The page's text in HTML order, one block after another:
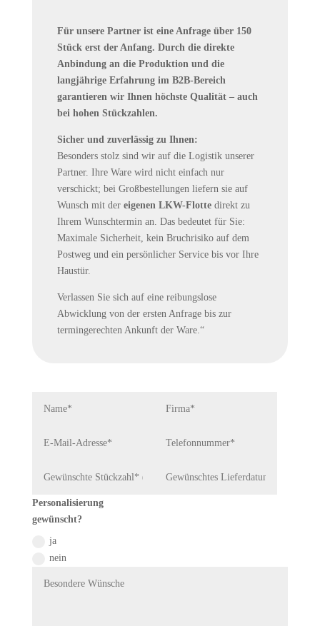
Für unsere Partner ist eine Anfrage über 150
Stück erst der Anfang. Durch die direkte
Anbindung an die Produktion und die
langjährige Erfahrung im B2B-Bereich
garantieren wir Ihnen höchste Qualität – auch
bei hohen Stückzahlen.
Sicher und zuverlässig zu Ihnen:
Besonders stolz sind wir auf die Logistik unserer
Partner. Ihre Ware wird nicht einfach nur
verschickt; bei Großbestellungen liefern sie auf
Wunsch mit der eigenen LKW-Flottedirekt zu
Ihrem Wunschtermin an. Das bedeutet für Sie:
Maximale Sicherheit, kein Bruchrisiko auf dem
Postweg und ein persönlicher Service bis vor Ihre
Haustür.
Verlassen Sie sich auf eine reibungslose
Abwicklung von der ersten Anfrage bis zur
termingerechten Ankunft der Ware.“
Personalisierung
gewünscht?
ja
nein